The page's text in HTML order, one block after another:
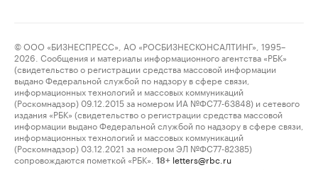
© ООО «БИЗНЕСПРЕСС», АО «РОСБИЗНЕСКОНСАЛТИНГ», 1995–
2026. Сообщения и материалы информационного агентства «РБК»
(свидетельство о регистрации средства массовой информации
выдано Федеральной службой по надзору в сфере связи,
информационных технологий и массовых коммуникаций
(Роскомнадзор) 09.12.2015 за номером ИА №ФС77-63848) и сетевого
издания «РБК» (свидетельство о регистрации средства массовой
информации выдано Федеральной службой по надзору в сфере связи,
информационных технологий и массовых коммуникаций
(Роскомнадзор) 03.12.2021 за номером ЭЛ №ФС77-82385)
сопровождаются пометкой «РБК».
18+ letters@rbc.ru